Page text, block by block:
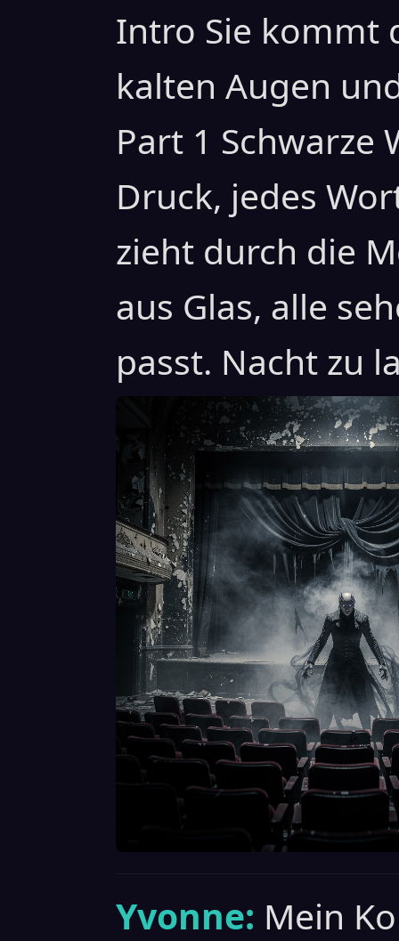
Intro Sie kommt
kalten Augen
Part 1 Schwarze
Druck, jedes
zieht durch die
aus Glas, alle
passt. Nacht zu
Yvonne: Mein